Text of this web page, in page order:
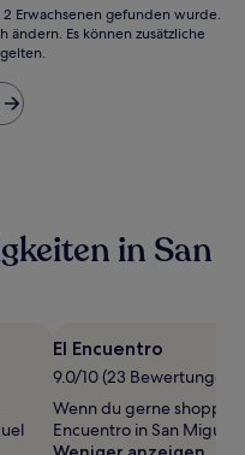
Erwachsenen gefunden wurde.
ändern. Es können zusätzliche
in San
El Encuentro
9.0/10 (23 Bewertungen)
Wenn du gerne shoppen
Encuentro in San